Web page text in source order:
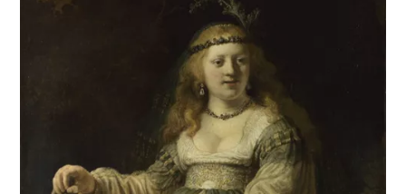
Ac eithrio digwyddiadau arbennig
Gwyliau banc ar gau